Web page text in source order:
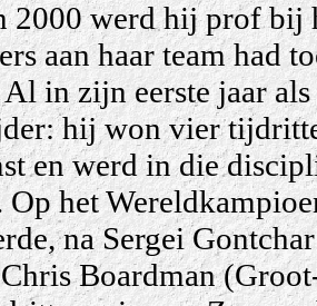
2000 werd hij prof bij
aan haar team had
in zijn eerste jaar
hij won vier
en werd in die
Op het
na Sergei
Boardman